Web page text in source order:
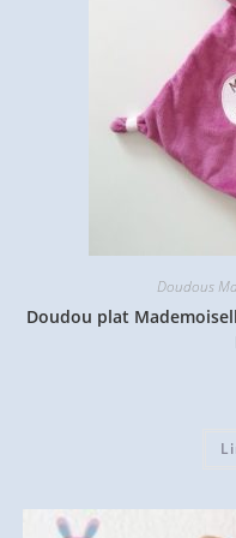
Doudous
Doudou plat